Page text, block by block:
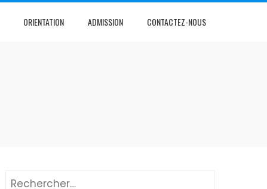
ORIENTATION ADMISSION CONTACTEZ-NOUS